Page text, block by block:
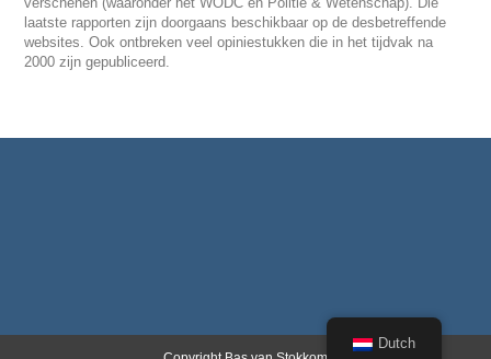
laatste rapporten zijn doorgaans beschikbaar op de desbetreffende
websites. Ook ontbreken veel opiniestukken die in het tijdvak na
2000 zijn gepubliceerd.
Dutch